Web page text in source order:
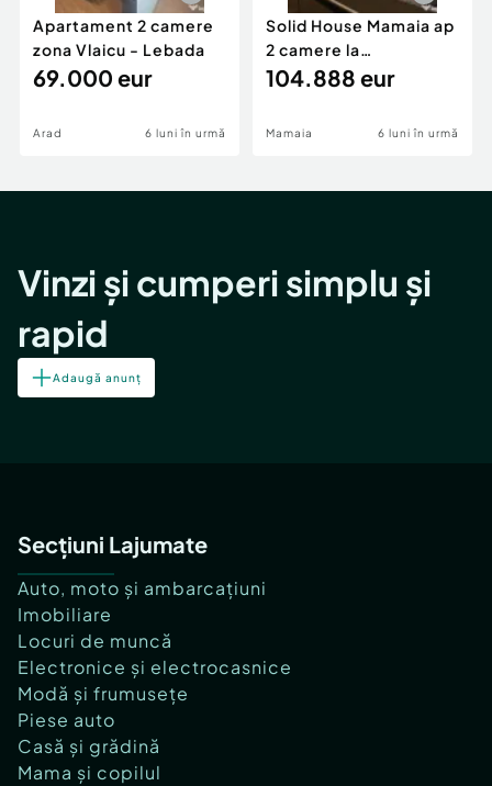
Apartament 2 camere
zona Vlaicu - Lebada
69.000 eur
Arad 6 luni în urmă
Solid House Mamaia ap
2 camere la
cheie,langa Mega
104.888 eur
Mamaia 6 luni în urmă
Vinzi și cumperi simplu și
rapid
Adaugă anunț
Secțiuni Lajumate
Auto, moto și ambarcațiuni
Imobiliare
Locuri de muncă
Electronice și electrocasnice
Modă și frumusețe
Piese auto
Casă și grădină
Mama și copilul